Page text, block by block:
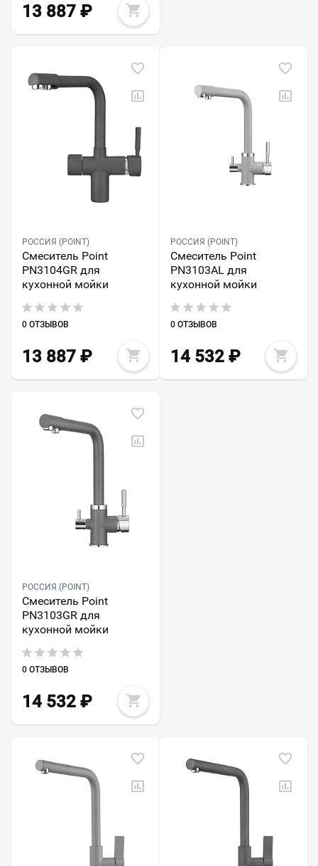
13 887 ₽
РОССИЯ (POINT)
Смеситель Point
PN3104GR для
кухонной мойки
0 ОТЗЫВОВ
13 887 ₽
РОССИЯ (POINT)
Смеситель Point
PN3103AL для
кухонной мойки
0 ОТЗЫВОВ
14 532₽
РОССИЯ (POINT)
Смеситель Point
PN3103GR для
кухонной мойки
0 ОТЗЫВОВ
14 532 ₽